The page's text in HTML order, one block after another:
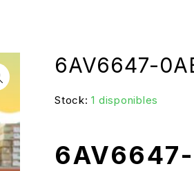
6AV6647-
Stock: 1 disponibles